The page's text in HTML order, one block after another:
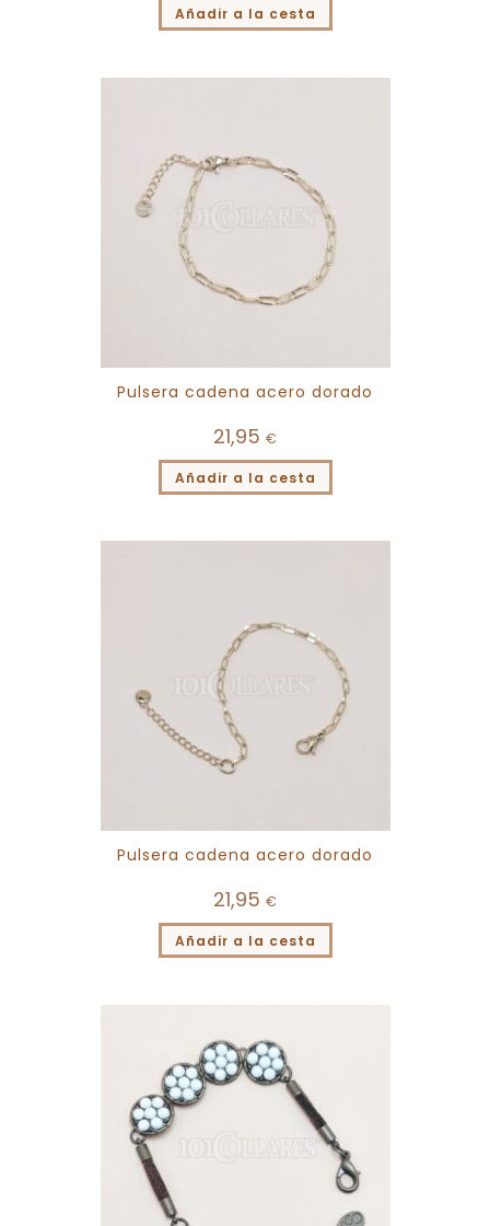
Añadir a la cesta
Pulsera cadena acero dorado
21,95 €
Añadir a la cesta
Pulsera cadena acero dorado
21,95 €
Añadir a la cesta